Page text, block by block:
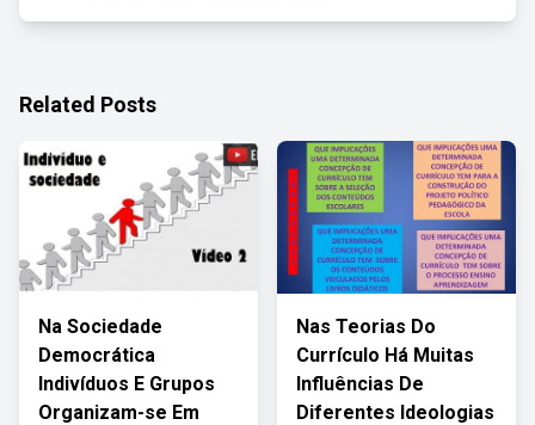
Related Posts
Na Sociedade
Democrática
Indivíduos E Grupos
Organizam-se Em
Nas Teorias Do
Currículo Há Muitas
Influências De
Diferentes Ideologias